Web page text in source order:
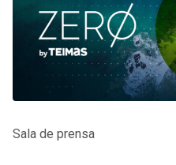
Sala de prensa